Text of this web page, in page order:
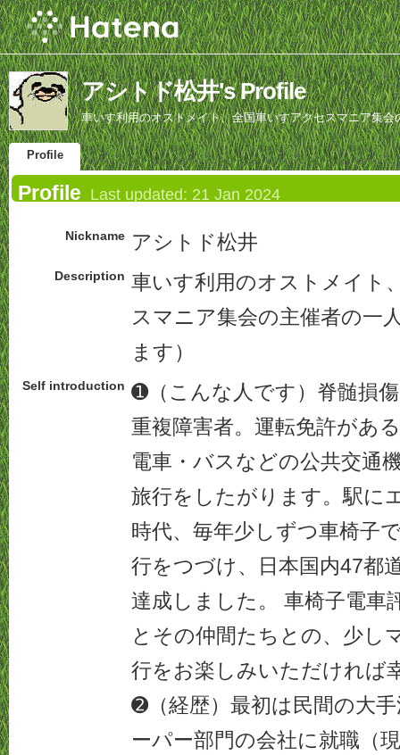
アシトド松井's Profile
車いす利用のオストメイト、全国車いすアクセスマニア集
Profile
Profile Last updated: 21 Jan 2024
Nickname アシトド松井
Description 車いす利用のオストメイト
スマニア集会の主催者の一
ます）
Self introduction ➊（こんな人です）脊髄損
重複障害者。運転免許があ
電車・バスなどの公共交通
旅行をしたがります。駅に
時代、毎年少しずつ車椅子
行をつづけ、日本国内47都
達成しました。 車椅子電車
とその仲間たちとの、少し
行をお楽しみいただければ
➋（経歴）最初は民間の大
ーパー部門の会社に就職（